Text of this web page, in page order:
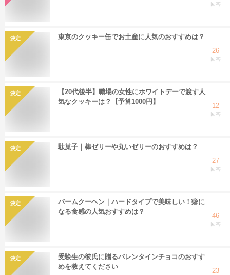
回答
決定
東京のクッキー缶でお土産に人気のおすすめは？
26
回答
決定
【20代後半】職場の女性にホワイトデーで渡す人
気なクッキーは？【予算1000円】
12
回答
決定
駄菓子｜棒ゼリーや丸いゼリーのおすすめは？
27
回答
決定
バームクーヘン｜ハードタイプで美味しい！癖に
なる食感の人気おすすめは？
46
回答
決定
受験生の彼氏に贈るバレンタインチョコのおすす
めを教えてください
23